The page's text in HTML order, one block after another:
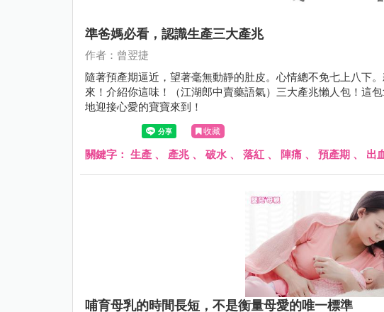
準爸媽必看，認識生產三大產兆
作者：曾翌捷
隨著預產期逼近，望著毫無動靜的肚皮。心情總不免七上八下
來！介紹你這味！（江湖郎中賣藥語氣）三大產兆懶人包！這
地迎接心愛的寶寶來到！
收藏
關鍵字： 生產 、 產兆、 破水 、 落紅 、 陣痛 、 預產期 、 出
哺育母乳的時間長短，不是衡量母愛的唯一標準